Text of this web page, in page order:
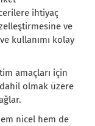
ihtiyaç
ve
kullanımı kolay
amaçları için
olmak üzere
nicel hem de